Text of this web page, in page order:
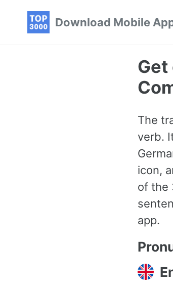
Download Mobile
The
verb.
icon,
of the
app.